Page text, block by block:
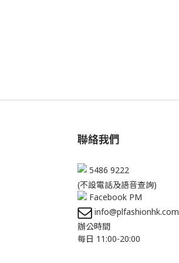
聯絡我們
5486 9222
(不設電話及語音查詢)
Facebook PM
info@plfashionhk.com
辦公時間
每日 11:00-20:00